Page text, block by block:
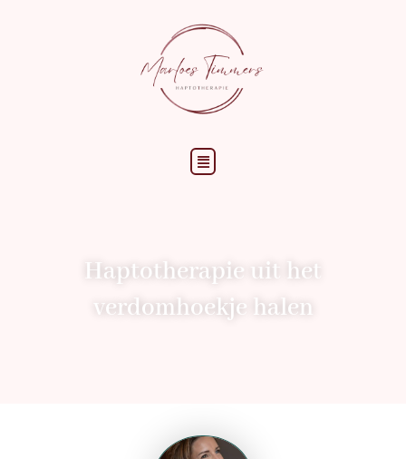
Menu
Haptotherapie uit het
verdomhoekje halen